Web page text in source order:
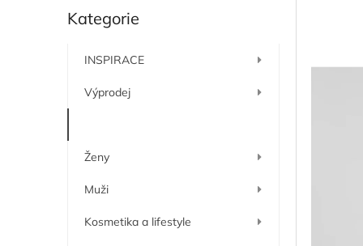
o
n
í
Přeskočit
kategorie
Kategorie
INSPIRACE
Výprodej
Ženy
Muži
Kosmetika a lifestyle